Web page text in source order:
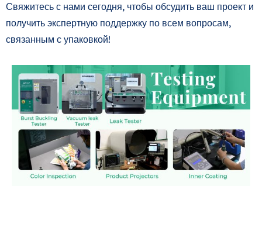
Свяжитесь с нами сегодня, чтобы обсудить ваш проект и
получить экспертную поддержку по всем вопросам,
связанным с упаковкой!